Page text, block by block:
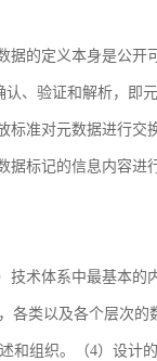
据的定义本身是公开
、验证和解析，即元
标准对元数据进行交
据标记的信息内容进
术体系中最基本的
各类以及各个层次的
和组织。（4）设计